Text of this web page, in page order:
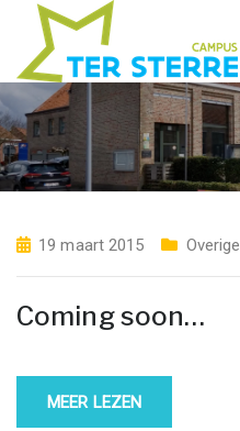
19 maart 2015 Overige
Coming soon…
MEER LEZEN